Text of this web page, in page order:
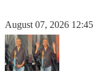
August 07, 2026 12:45